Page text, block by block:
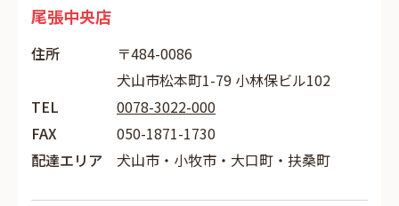
尾張中央店
住所
〒484-0086
犬山市松本町1-79 小林保ビル102
TEL
0078-3022-000
FAX
050-1871-1730
配達エリア
犬山市・小牧市・大口町・扶桑町